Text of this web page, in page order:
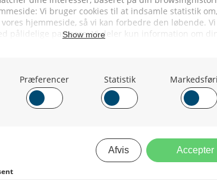
togt. Usikkerheden i
fejlmargen på
(2016 årgangen)
er på niveau
sydlige del af
observeret modne